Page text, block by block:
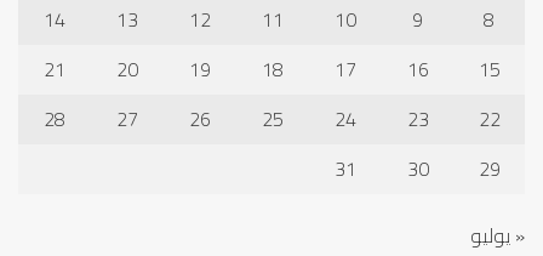
8
9
10
11
12
13
14
15
16
17
18
19
20
21
22
23
24
25
26
27
28
29
30
31
« يوليو